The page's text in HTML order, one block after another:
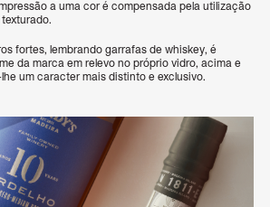
a uma cor é compensada pela utilização
fortes, lembrando garrafas de whiskey, é
da marca em relevo no próprio vidro, acima e
um caracter mais distinto e exclusivo.